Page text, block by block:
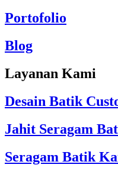
Portofolio
Blog
Layanan Kami
Desain Batik
Jahit Seragam
Seragam Batik